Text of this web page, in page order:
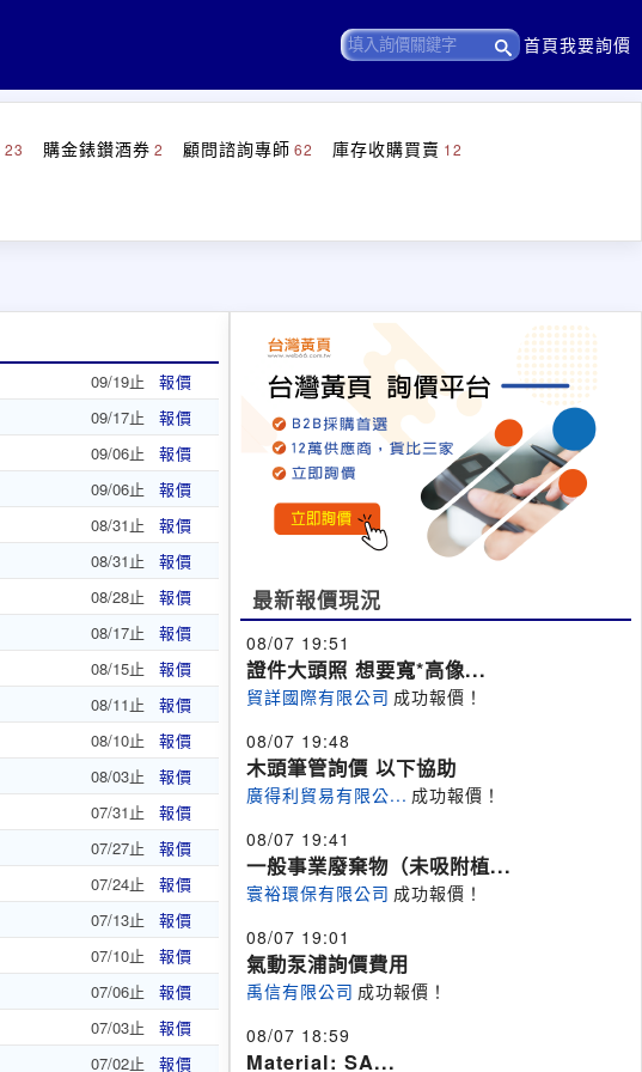
首頁我要詢價
23 購金錶鑚酒券 2 顧問諮詢專師 62 庫存收購買賣 12
09/19止 報價
09/17止 報價
09/06止 報價
09/06止 報價
08/31止 報價
08/31止 報價
08/28止 報價
08/17止 報價
08/15止 報價
08/11止 報價
08/10止 報價
08/03止 報價
07/31止 報價
07/27止 報價
07/24止 報價
07/13止 報價
07/10止 報價
07/06止 報價
07/03止 報價
07/02止 報價
最新報價現況
08/07 19:51
證件大頭照 想要寬*高像...
貿詳國際有限公司 成功報價！
08/07 19:48
木頭筆管詢價 以下協助
廣得利貿易有限公... 成功報價！
08/07 19:41
一般事業廢棄物（未吸附植...
寰裕環保有限公司 成功報價！
08/07 19:01
氣動泵浦詢價費用
禹信有限公司 成功報價！
08/07 18:59
Material: SA...